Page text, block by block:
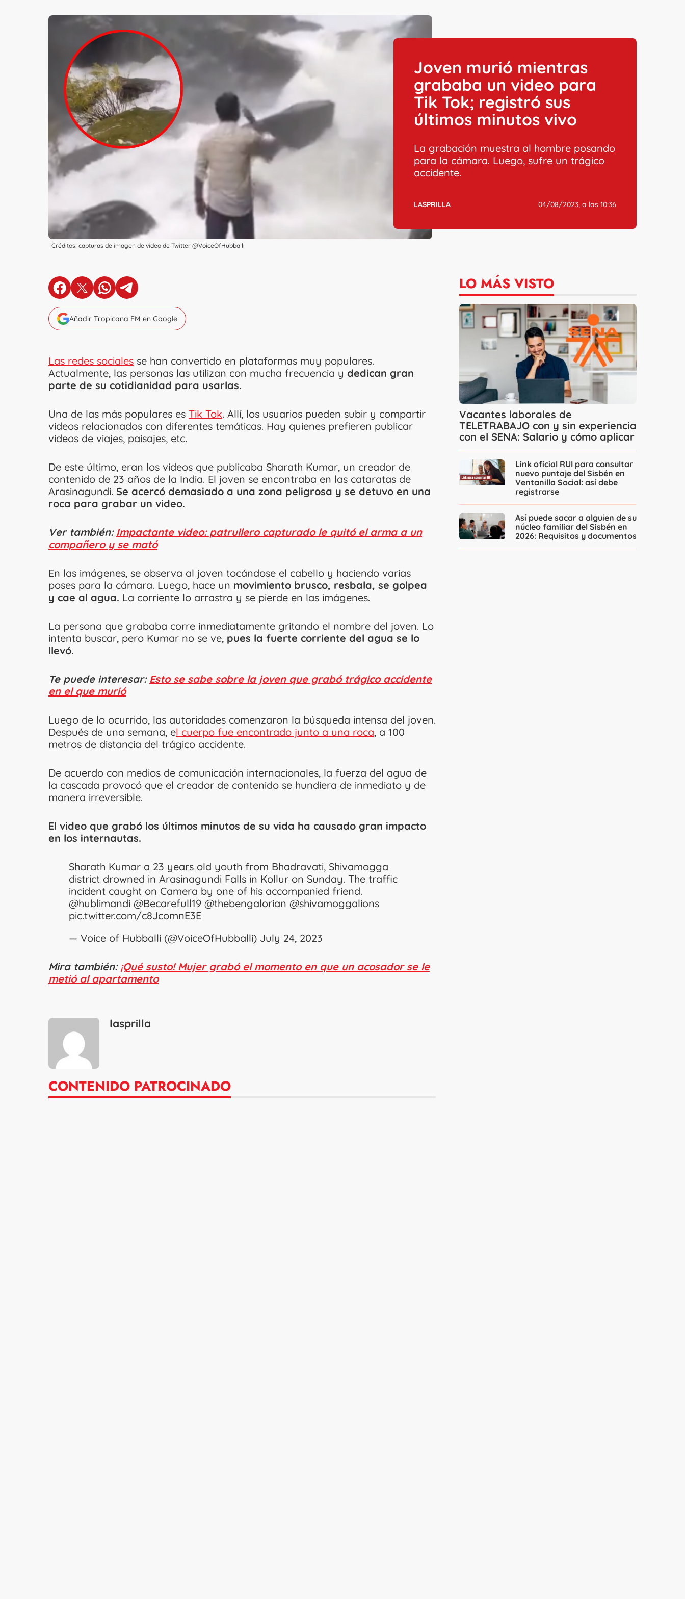
Créditos: capturas de imagen de video de Twitter @VoiceOfHubballi
Joven murió mientras
grababa un video para
Tik Tok; registró sus
últimos minutos vivo
La grabación muestra al hombre posando
para la cámara. Luego, sufre un trágico
accidente.
LASPRILLA 04/08/2023, a las 10:36
en Facebook
en X en Whatsapp
en Telegram
Añadir Tropicana FM en Google
Las redes sociales se han convertido en plataformas muy populares.
Actualmente, las personas las utilizan con mucha frecuencia y dedican gran
parte de su cotidianidad para usarlas.
Una de las más populares es Tik Tok. Allí, los usuarios pueden subir y compartir
videos relacionados con diferentes temáticas. Hay quienes prefieren publicar
videos de viajes, paisajes, etc.
De este último, eran los videos que publicaba Sharath Kumar, un creador de
contenido de 23 años de la India. El joven se encontraba en las cataratas de
Arasinagundi. Se acercó demasiado a una zona peligrosa y se detuvo en una
roca para grabar un video.
Ver también: Impactante video: patrullero capturado le quitó el arma a un
compañero y se mató
En las imágenes, se observa al joven tocándose el cabello y haciendo varias
poses para la cámara. Luego, hace un movimiento brusco, resbala, se golpea
y cae al agua. La corriente lo arrastra y se pierde en las imágenes.
La persona que grababa corre inmediatamente gritando el nombre del joven. Lo
intenta buscar, pero Kumar no se ve, pues la fuerte corriente del agua se lo
llevó.
Te puede interesar: Esto se sabe sobre la joven que grabó trágico accidente
en el que murió
Luego de lo ocurrido, las autoridades comenzaron la búsqueda intensa del joven.
Después de una semana, el cuerpo fue encontrado junto a una roca, a 100
metros de distancia del trágico accidente.
De acuerdo con medios de comunicación internacionales, la fuerza del agua de
la cascada provocó que el creador de contenido se hundiera de inmediato y de
manera irreversible.
El video que grabó los últimos minutos de su vida ha causado gran impacto
en los internautas.
Sharath Kumar a 23 years old youth from Bhadravati, Shivamogga
district drowned in Arasinagundi Falls in Kollur on Sunday. The traffic
incident caught on Camera by one of his accompanied friend.
@hublimandi @Becarefull19 @thebengalorian @shivamoggalions
pic.twitter.com/c8JcomnE3E
— Voice of Hubballi (@VoiceOfHubballi) July 24, 2023
Mira también: ¡Qué susto! Mujer grabó el momento en que un acosador se le
metió al apartamento
lasprilla
CONTENIDO PATROCINADO
LO MÁS VISTO
Vacantes laborales de
TELETRABAJO con y sin experiencia
con el SENA: Salario y cómo aplicar
Link oficial RUI para consultar
nuevo puntaje del Sisbén en
Ventanilla Social: así debe
registrarse
Así puede sacar a alguien de su
núcleo familiar del Sisbén en
2026: Requisitos y documentos